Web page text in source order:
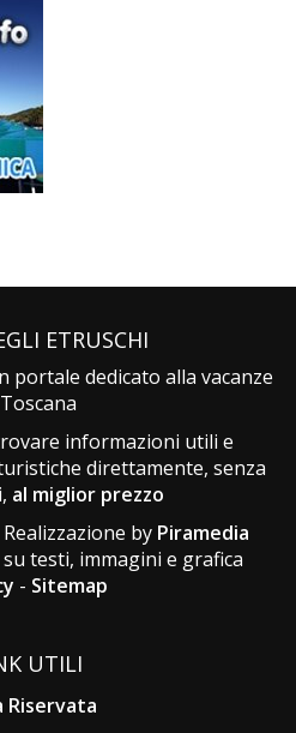
ETRUSCHI
portale dedicato alla vacanze
informazioni utili e
direttamente, senza
al miglior prezzo
by Piramedia
testi, immagini e grafica
- Sitemap
UTILI
Riservata